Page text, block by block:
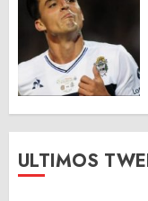
ULTIMOS